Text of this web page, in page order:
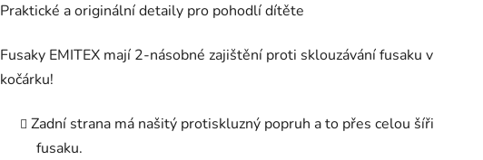
Praktické a originální detaily pro pohodlí dítěte
Fusaky EMITEX mají 2-násobné zajištění proti sklouzávání fusaku v
kočárku!
Zadní strana má našitý protiskluzný popruh a to přes celou šíři
fusaku.